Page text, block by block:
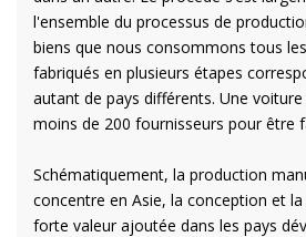
l'ensemble du processus de
biens que nous consommons tous
fabriqués en plusieurs étapes
autant de pays différents. Une
moins de 200 fournisseurs pour être
Schématiquement, la production
concentre en Asie, la conception et
forte valeur ajoutée dans les pays